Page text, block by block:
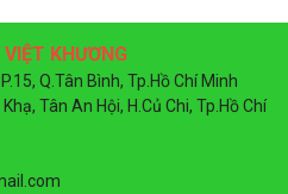
ỐNG ĐIỆN MPE
ỐNG ĐIỆN
CÔNG TẮC Ổ
CÔNG TẮC Ổ
THIẾT BỊ ĐÓNG NGẮT MCB, MCCB
MCB, MCCB
MCB, MCCB,
ĐÈN LED, ĐÈN NĂNG LƯỢNG MẶT
ĐÈN LED AC
KHƯƠNG
Q.Tân Bình, Tp.Hồ Chí Minh
Tân An Hội, H.Củ Chi, Tp.Hồ Chí